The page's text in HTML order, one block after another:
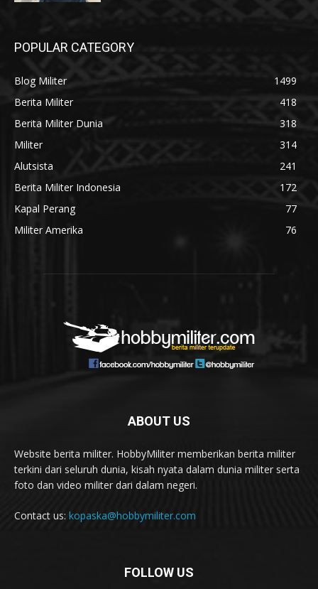
POPULAR CATEGORY
Blog Militer
1499
Berita Militer
418
Berita Militer Dunia
318
Militer
314
Alutsista
241
Berita Militer Indonesia
172
Kapal Perang
77
Militer Amerika
76
ABOUT US
Website berita militer. HobbyMiliter memberikan berita militer
terkini dari seluruh dunia, kisah nyata dalam dunia militer serta
foto dan video militer dari dalam negeri.
Contact us: kopaska@hobbymiliter.com
FOLLOW US